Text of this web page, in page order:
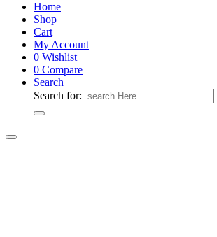
Home
Shop
Cart
My Account
0 Wishlist
0 Compare
Search
Search for: